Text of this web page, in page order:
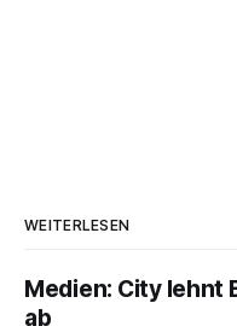
WEITERLESEN
Medien: City lehnt
ab